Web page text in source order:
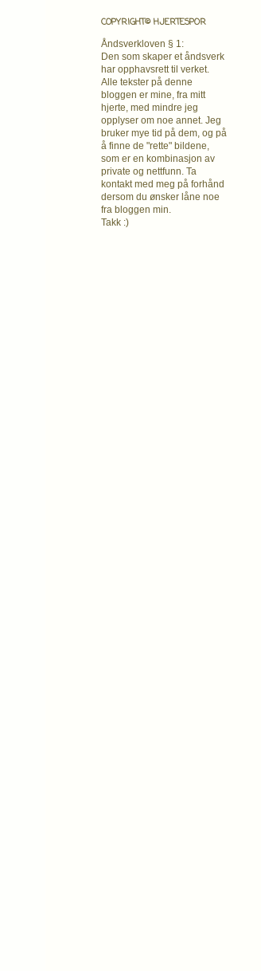
COPYRIGHT© HJERTESPOR
Åndsverkloven § 1:
Den som skaper et åndsverk
har opphavsretttil verket.
Alle tekster på denne
bloggen er mine, fra mitt
hjerte, med mindre jeg
opplyser om noe annet. Jeg
bruker mye tid på dem, og på
å finne de "rette" bildene,
som er en kombinasjon av
private og nettfunn. Ta
kontakt med meg på forhånd
dersom du ønsker låne noe
fra bloggen min.
Takk :)